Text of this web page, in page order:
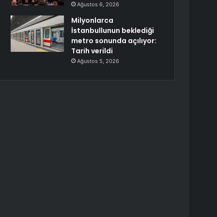
Ağustos 6, 2026
Milyonlarca
İstanbullunun beklediği
metro sonunda açılıyor:
Tarih verildi
Ağustos 5, 2026